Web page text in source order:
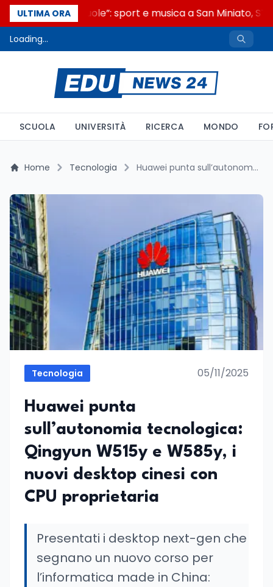
ULTIMA ORA
“Noi siamo le Scuole”: sport e musica a San Miniato,
Loading...
SCUOLA UNIVERSITÀ RICERCA MONDO
Home Tecnologia Huawei punta sull’autonomia tecnologica: Qingyun W515y e W585y, i nuovi desktop cinesi con CPU proprietaria
Tecnologia 05/11/2025
Huawei punta
sull’autonomia tecnologica:
Qingyun W515y e W585y, i
nuovi desktop cinesi con
CPU proprietaria
Presentati i desktop next-gen che
segnano un nuovo corso per
l’informatica made in China: